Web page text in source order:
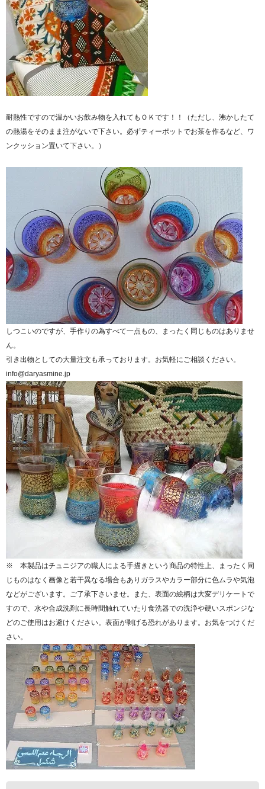
耐熱性ですので温かいお飲み物を入れてもＯＫです！！（ただし、沸かしたて
の熱湯をそのまま注がないで下さい。必ずティーポットでお茶を作るなど、ワ
ンクッション置いて下さい。）
しつこいのですが、手作りの為すべて一点もの、まったく同じものはありませ
ん。
引き出物としての大量注文も承っております。お気軽にご相談ください。
info@daryasmine.jp
※ 本製品はチュニジアの職人による手描きという商品の特性上、まったく同
じものはなく画像と若干異なる場合もありガラスやカラー部分に色ムラや気泡
などがございます。ご了承下さいませ。また、表面の絵柄は大変デリケートで
すので、水や合成洗剤に長時間触れていたり食洗器での洗浄や硬いスポンジな
どのご使用はお避けください。表面が剥げる恐れがあります。お気をつけくだ
さい。